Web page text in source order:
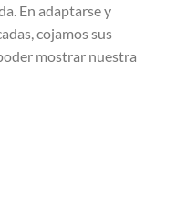
En adaptarse y
cojamos sus
mostrar nuestra